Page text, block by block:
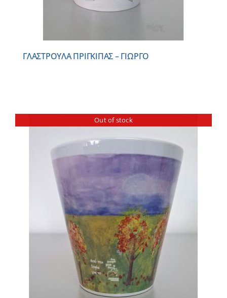
ΓΛΑΣΤΡΟΥΛΑ ΠΡΙΓΚΙΠΑΣ – ΓΙΩΡΓΟ
Out of stock